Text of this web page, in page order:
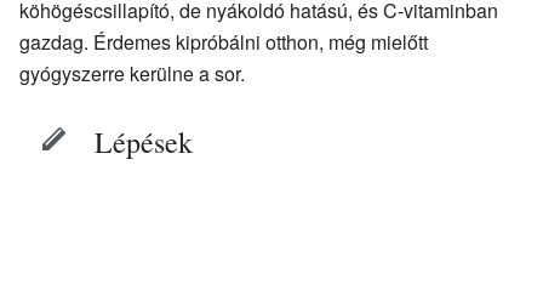
köhögéscsillapító, de nyákoldó hatású, és C-vitaminban
gazdag. Érdemes kipróbálni otthon, még mielőtt
gyógyszerre kerülne a sor.
Lépések